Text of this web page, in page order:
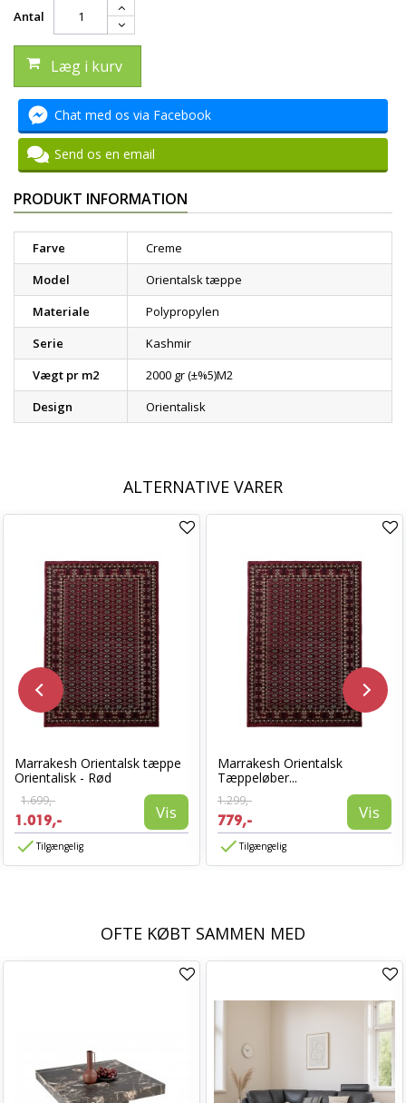
Antal
Læg i kurv
Chat med os via Facebook
Send os en email
PRODUKT INFORMATION
Farve
Creme
Model
Orientalsk tæppe
Materiale
Polypropylen
Serie
Kashmir
Vægt pr m2
2000 gr (±%5)M2
Design
Orientalisk
ALTERNATIVE VARER
Marrakesh Orientalsk tæppe
Orientalisk - Rød
1.699,-
1.019,- Vis
Tilgængelig
Marrakesh Orientalsk
Tæppeløber...
1.299,-
779,- Vis
Tilgængelig
OFTE KØBT SAMMEN MED